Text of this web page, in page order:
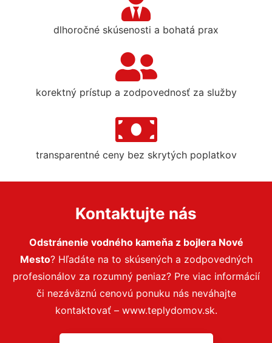
dlhoročné skúsenosti a bohatá prax
korektný prístup a zodpovednosť za služby
transparentné ceny bez skrytých poplatkov
Kontaktujte nás
Odstránenie vodného kameňa z bojlera Nové
Mesto? Hľadáte na to skúsených a zodpovedných
profesionálov za rozumný peniaz? Pre viac informácií
či nezáväznú cenovú ponuku nás neváhajte
kontaktovať – www.teplydomov.sk.